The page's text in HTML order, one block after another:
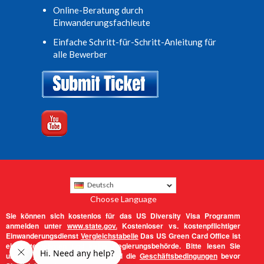
Online-Beratung durch
Einwanderungsfachleute
Einfache Schritt-für-Schritt-Anleitung für
alle Bewerber
Deutsch
Choose Language
Sie können sich kostenlos für das US Diversity Visa Programm
anmelden unter www.state.gov.Kostenloser vs. kostenpflichtiger
Einwanderungsdienst VergleichstabelleDas US Green Card Office ist
ein Unternehmen und keine Regierungsbehörde. Bitte lesen Sie
unsereLechtlichen Hinweiseund die Geschäftsbedingungenbevor